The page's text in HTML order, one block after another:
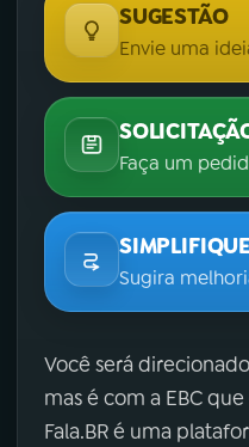
SUGESTÃO
Envie uma
Faça um
SIMPLIFIQUE
Sugira
Você será
mas é com a EBC
Fala.BR é uma